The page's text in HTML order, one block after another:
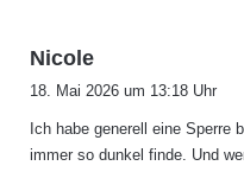
Nicole
a
t
18. Mai 2026 um 13:18 Uhr
Ich habe generell eine Sperre
immer so dunkel finde. Und